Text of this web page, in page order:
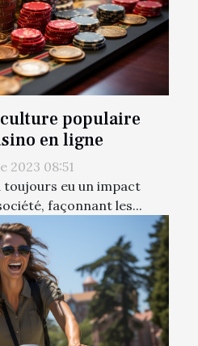
populaire
en ligne
2023 08:51
eu un impact
façonnant les...